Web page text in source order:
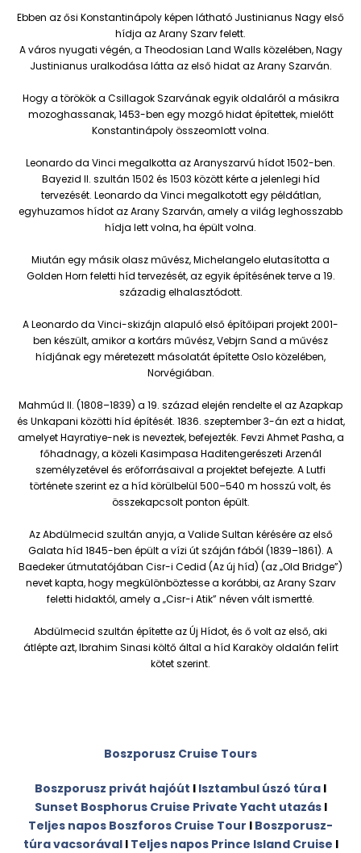
Ebben az ősi Konstantinápoly képen látható Justinianus Nagy első
hídja az Arany Szarv felett.
A város nyugati végén, a Theodosian Land Walls közelében, Nagy
Justinianus uralkodása látta az első hidat az Arany Szarván.
Hogy a törökök a Csillagok Szarvának egyik oldaláról a másikra
mozoghassanak, 1453-ben egy mozgó hidat építettek, mielőtt
Konstantinápoly összeomlott volna.
Leonardo da Vinci megalkotta az Aranyszarvú hídot 1502-ben.
Bayezid II. szultán 1502 és 1503 között kérte a jelenlegi híd
tervezését. Leonardo da Vinci megalkotott egy példátlan,
egyhuzamos hídot az Arany Szarván, amely a világ leghosszabb
hídja lett volna, ha épült volna.
Miután egy másik olasz művész, Michelangelo elutasította a
Golden Horn feletti híd tervezését, az egyik építésének terve a 19.
századig elhalasztódott.
A Leonardo da Vinci-skizájn alapuló első építőipari projekt 2001-
ben készült, amikor a kortárs művész, Vebjrn Sand a művész
hídjának egy méretezett másolatát építette Oslo közelében,
Norvégiában.
Mahmúd II. (1808–1839) a 19. század elején rendelte el az Azapkap
és Unkapani közötti híd építését. 1836. szeptember 3-án ezt a hidat,
amelyet Hayratiye-nek is neveztek, befejezték. Fevzi Ahmet Pasha, a
főhadnagy, a közeli Kasimpasa Haditengerészeti Arzenál
személyzetével és erőforrásaival a projektet befejezte. A Lutfi
története szerint ez a híd körülbelül 500–540 m hosszú volt, és
összekapcsolt ponton épült.
Az Abdülmecid szultán anyja, a Valide Sultan kérésére az első
Galata híd 1845-ben épült a vízi út száján fából (1839–1861). A
Baedeker útmutatójában Cisr-i Cedid (Az új híd) (az „Old Bridge”)
nevet kapta, hogy megkülönböztesse a korábbi, az Arany Szarv
feletti hidaktól, amely a „Cisr-i Atik” néven vált ismertté.
Abdülmecid szultán építette az Új Hídot, és ő volt az első, aki
átlépte azt, Ibrahim Sinasi költő által a híd Karaköy oldalán felírt
kötet szerint.
Boszporusz Cruise Tours
Boszporusz privát hajóút I Isztambul úszó túra I
Sunset Bosphorus Cruise Private Yacht utazásI
Teljes napos Boszforos Cruise Tour I Boszporusz-
túra vacsorávalI Teljes napos Prince Island Cruise I